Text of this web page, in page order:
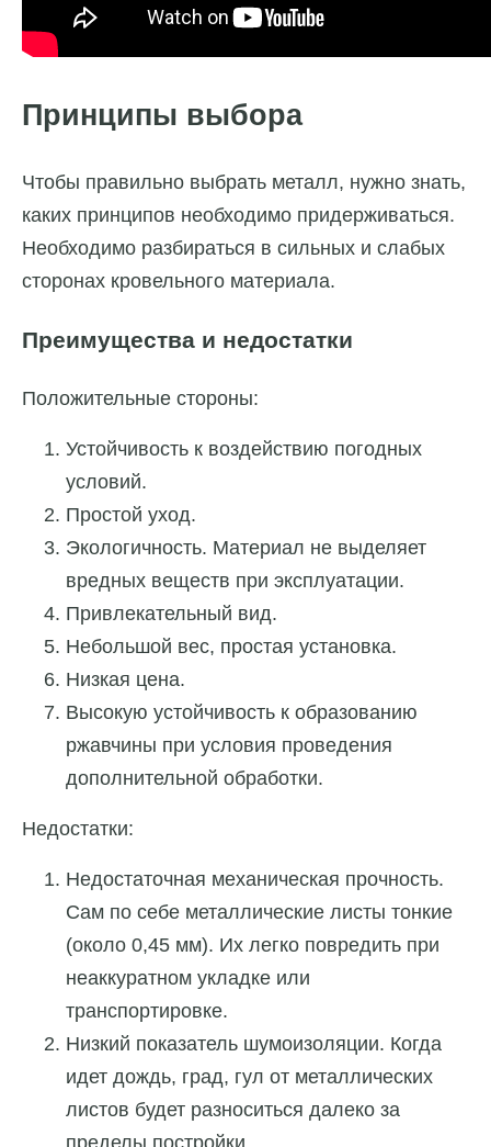
Принципы выбора
Чтобы правильно выбрать металл, нужно знать,
каких принципов необходимо придерживаться.
Необходимо разбираться в сильных и слабых
сторонах кровельного материала.
Преимущества и недостатки
Положительные стороны:
Устойчивость к воздействию погодных
условий.
Простой уход.
Экологичность. Материал не выделяет
вредных веществ при эксплуатации.
Привлекательный вид.
Небольшой вес, простая установка.
Низкая цена.
Высокую устойчивость к образованию
ржавчины при условия проведения
дополнительной обработки.
Недостатки:
Недостаточная механическая прочность.
Сам по себе металлические листы тонкие
(около 0,45 мм). Их легко повредить при
неаккуратном укладке или
транспортировке.
Низкий показатель шумоизоляции. Когда
идет дождь, град, гул от металлических
листов будет разноситься далеко за
пределы постройки.